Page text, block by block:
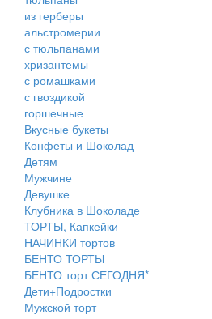
из герберы
альстромерии
с тюльпанами
хризантемы
с ромашками
с гвоздикой
горшечные
Вкусные букеты
Конфеты и Шоколад
Детям
Мужчине
Девушке
Клубника в Шоколаде
ТОРТЫ, Капкейки
НАЧИНКИ тортов
БЕНТО ТОРТЫ
БЕНТО торт СЕГОДНЯ*
Дети+Подростки
Мужской торт